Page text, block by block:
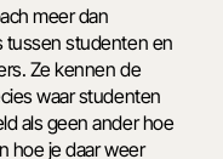
meer dan
tussen studenten en
Ze kennen de
waar studenten
als geen ander hoe
hoe je daar weer